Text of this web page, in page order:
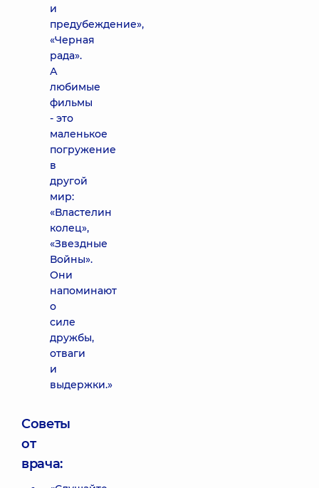
и
предубеждение»,
«Черная
рада».
А
любимые
фильмы
- это
маленькое
погружение
в
другой
мир:
«Властелин
колец»,
«Звездные
Войны».
Они
напоминают
о
силе
дружбы,
отваги
и
выдержки.»
Советы
от
врача: